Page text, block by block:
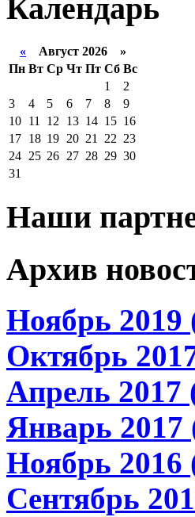
Календарь
« Август 2026 »
Пн Вт Ср Чт Пт Сб Вс
1
2
3
4 5 6 7 8
9
10 11 12 13 14 15 16
17 18 19 20 21 22 23
24 25 26 27 28 29 30
31
Наши
Архив
Ноябрь 2019
Октябрь
Апрель 2017
Январь 2017
Ноябрь 2016
Сентябрь